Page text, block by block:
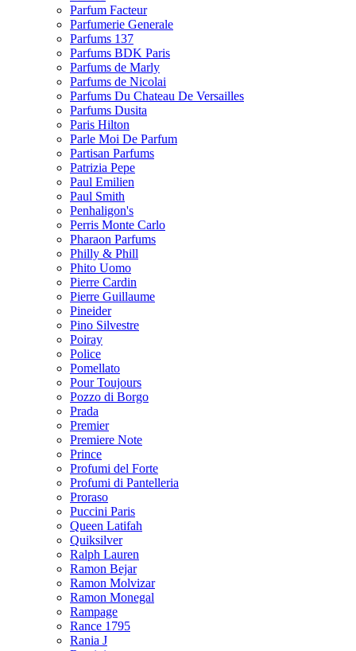
Parfum Facteur
Parfumerie Generale
Parfums 137
Parfums BDK Paris
Parfums de Marly
Parfums de Nicolai
Parfums Du Chateau De Versailles
Parfums Dusita
Paris Hilton
Parle Moi De Parfum
Partisan Parfums
Patrizia Pepe
Paul Emilien
Paul Smith
Penhaligon's
Perris Monte Carlo
Pharaon Parfums
Philly & Phill
Phito Uomo
Pierre Cardin
Pierre Guillaume
Pineider
Pino Silvestre
Poiray
Police
Pomellato
Pour Toujours
Pozzo di Borgo
Prada
Premier
Premiere Note
Prince
Profumi del Forte
Profumi di Pantelleria
Proraso
Puccini Paris
Queen Latifah
Quiksilver
Ralph Lauren
Ramon Bejar
Ramon Molvizar
Ramon Monegal
Rampage
Rance 1795
Rania J